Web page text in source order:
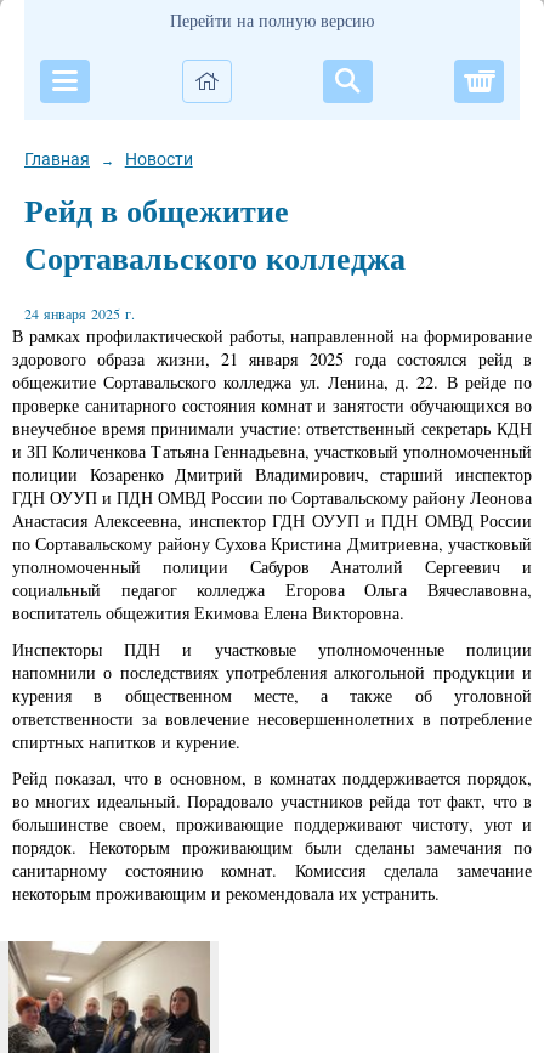
Перейти на полную версию
Главная → Новости
Рейд в общежитие
Сортавальского колледжа
24 января 2025 г.
В рамках профилактической работы, направленной на формирование
здорового образа жизни, 21 января 2025 года состоялся рейд в
общежитие Сортавальского колледжа ул. Ленина, д. 22. В рейде по
проверке санитарного состояния комнат и занятости обучающихся во
внеучебное время принимали участие: ответственный секретарь КДН
и ЗП Количенкова Татьяна Геннадьевна, участковый уполномоченный
полиции Козаренко Дмитрий Владимирович, старший инспектор
ГДН ОУУП и ПДН ОМВД России по Сортавальскому району Леонова
Анастасия Алексеевна, инспектор ГДН ОУУП и ПДН ОМВД России
по Сортавальскому району Сухова Кристина Дмитриевна, участковый
уполномоченный полиции Сабуров Анатолий Сергеевич и
социальный педагог колледжа Егорова Ольга Вячеславовна,
воспитатель общежития Екимова Елена Викторовна.
Инспекторы ПДН и участковые уполномоченные полиции
напомнили о последствиях употребления алкогольной продукции и
курения в общественном месте, а также об уголовной
ответственности за вовлечение несовершеннолетних в потребление
спиртных напитков и курение.
Рейд показал, что в основном, в комнатах поддерживается порядок,
во многих идеальный. Порадовало участников рейда тот факт, что в
большинстве своем, проживающие поддерживают чистоту, уют и
порядок. Некоторым проживающим были сделаны замечания по
санитарному состоянию комнат. Комиссия сделала замечание
некоторым проживающим и рекомендовала их устранить.